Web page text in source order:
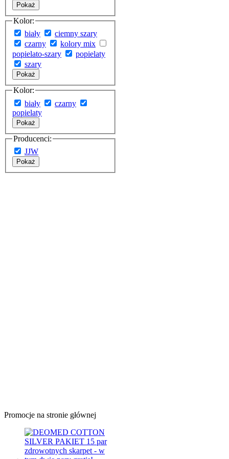
Pokaż
Kolor:
biały
ciemny szary
czarny
kolory mix
popielato-szary
popielaty
szary
Pokaż
Kolor:
biały
czarny
popielaty
Pokaż
Producenci:
JJW
Pokaż
Promocje na stronie głównej